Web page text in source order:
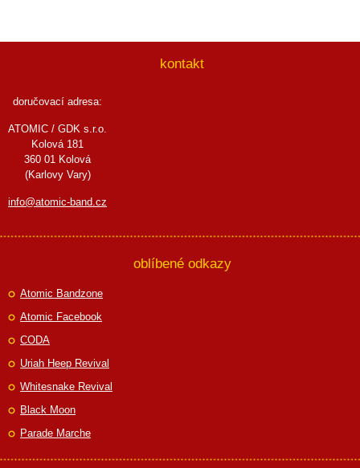
kontakt
doručovací adresa:
ATOMIC / GDK s.r.o.
Kolová 181
360 01 Kolová
(Karlovy Vary)
info@atomic-band.cz
oblíbené odkazy
Atomic Bandzone
Atomic Facebook
CODA
Uriah Heep Revival
Whitesnake Revival
Black Moon
Parade Marche